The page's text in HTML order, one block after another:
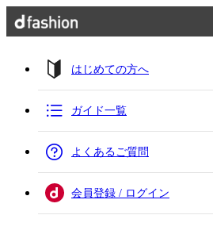
はじめての方へ
ガイド一覧
よくあるご質問
会員登録 / ログイン